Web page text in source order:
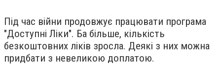
Під час війни продовжує працювати програма
"Доступні Ліки". Ба більше, кількість
безкоштовних ліків зросла. Деякі з них можна
придбати з невеликою доплатою.